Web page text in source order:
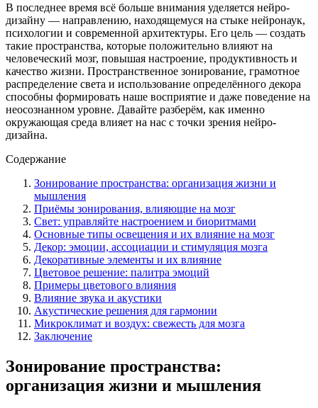
В последнее время всё больше внимания уделяется нейро-
дизайну — направлению, находящемуся на стыке нейронаук,
психологии и современной архитектуры. Его цель — создать
такие пространства, которые положительно влияют на
человеческий мозг, повышая настроение, продуктивность и
качество жизни. Пространственное зонирование, грамотное
распределение света и использование определённого декора
способны формировать наше восприятие и даже поведение на
неосознанном уровне. Давайте разберём, как именно
окружающая среда влияет на нас с точки зрения нейро-
дизайна.
Содержание
Зонирование пространства: организация жизни и
мышления
Приёмы зонирования, влияющие на мозг
Свет: управляйте настроением и биоритмами
Основные типы освещения и их влияние на мозг
Декор: эмоции, ассоциации и стимуляция мозга
Декоративные элементы и их влияние
Цветовое решение: палитра эмоций
Примеры цветового влияния
Влияние звука и акустики
Акустические решения для гармонии
Микроклимат и воздух: свежесть для мозга
Заключение
Зонирование пространства:
организация жизни и мышления